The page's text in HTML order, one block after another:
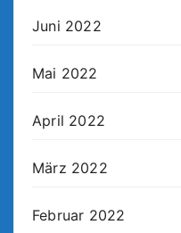
Juni 2022
Mai 2022
April 2022
März 2022
Februar 2022